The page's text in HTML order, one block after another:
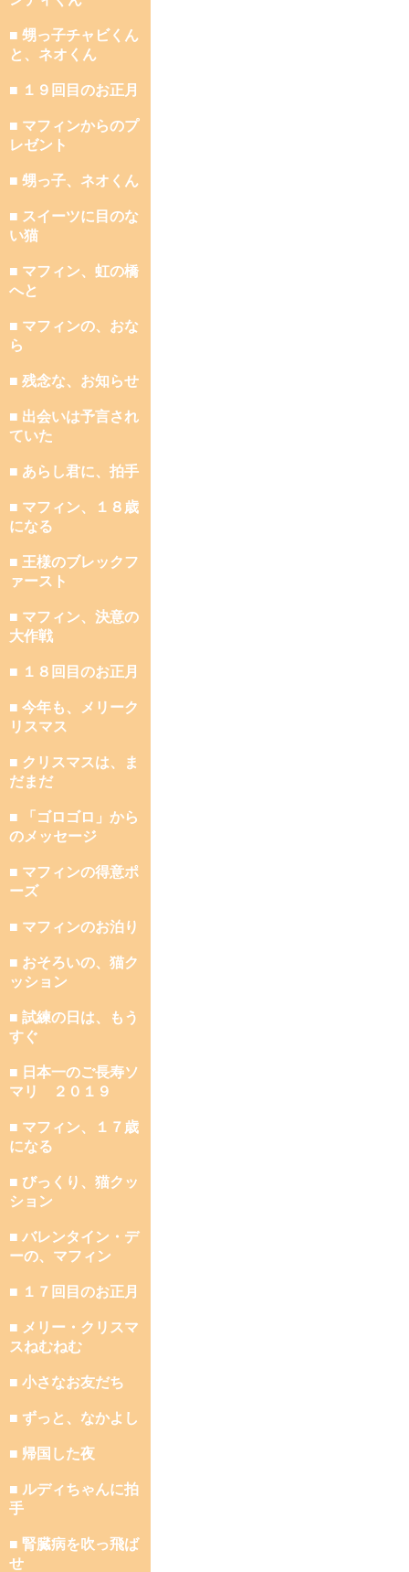
■ 甥っ子チャビくん
と、ネオくん
■ １９回目のお正月
■ マフィンからのプ
レゼント
■ 甥っ子、ネオくん
■ スイーツに目のな
い猫
■ マフィン、虹の橋
へと
■ マフィンの、おな
ら
■ 残念な、お知らせ
■ 出会いは予言され
ていた
■ あらし君に、拍手
■ マフィン、１８歳
になる
■ 王様のブレックフ
ァースト
■ マフィン、決意の
大作戦
■ １８回目のお正月
■ 今年も、メリーク
リスマス
■ クリスマスは、ま
だまだ
■ 「ゴロゴロ」から
のメッセージ
■ マフィンの得意ポ
ーズ
■ マフィンのお泊り
■ おそろいの、猫ク
ッション
■ 試練の日は、もう
すぐ
■ 日本一のご長寿ソ
マリ ２０１９
■ マフィン、１７歳
になる
■ びっくり、猫クッ
ション
■ バレンタイン・デ
ーの、マフィン
■ １７回目のお正月
■ メリー・クリスマ
スねむねむ
■ 小さなお友だち
■ ずっと、なかよし
■ 帰国した夜
■ ルディちゃんに拍
手
■ 腎臓病を吹っ飛ば
せ